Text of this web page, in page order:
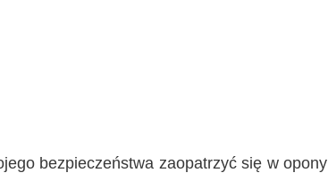
bezpieczeństwa zaopatrzyć się w opony